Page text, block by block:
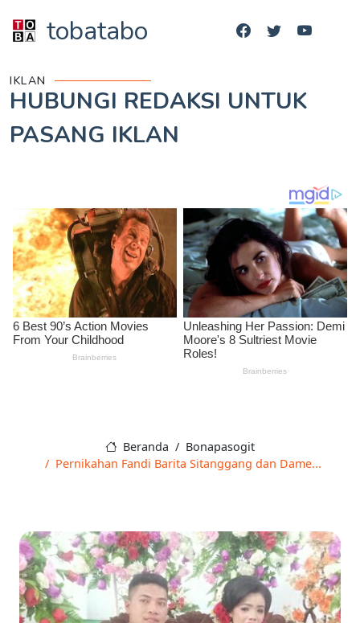
tobatabo
IKLAN
HUBUNGI REDAKSI UNTUK
PASANG IKLAN
Beranda
Bonapasogit
Pernikahan Fandi Barita Sitanggang dan Dame...